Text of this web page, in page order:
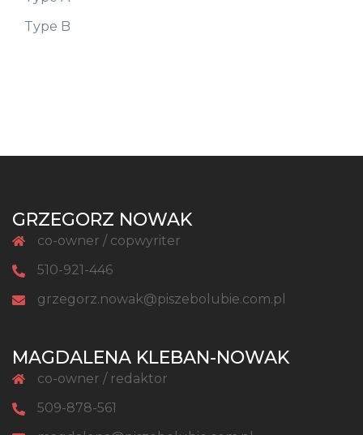
Type B
GRZEGORZ NOWAK
co-owner / copwyriter
510-921-446
grzegorz.nowak@piszebolubie.com.pl
MAGDALENA KLEBAN-NOWAK
co-owner / redaktor
509-878-561